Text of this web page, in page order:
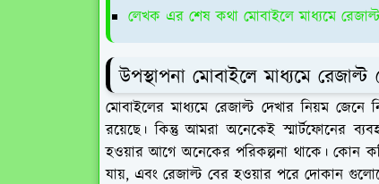
লেখক এর শেষ কথা মোবাইলে মাধ্যমে
উপস্থাপনা মোবাইলে মাধ্যমে
মোবাইলের মাধ্যমে রেজাল্ট দেখার নিয়ম
রয়েছে। কিন্তু আমরা অনেকেই স্মার্টফোনের
হওয়ার আগে অনেকের পরিকল্পনা থাকে। কোন
যায়, এবং রেজাল্ট বের হওয়ার পরে দোকান